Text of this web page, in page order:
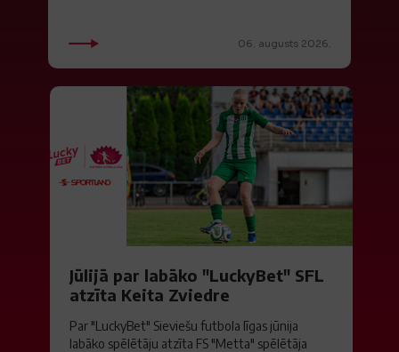
06. augusts 2026.
Jūlijā par labāko "LuckyBet" SFL
atzīta Keita Zviedre
Par "LuckyBet" Sieviešu futbola līgas jūnija
labāko spēlētāju atzīta FS "Metta" spēlētāja